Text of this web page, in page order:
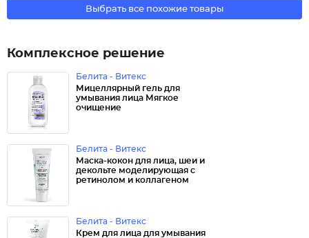
Выбрать все похожие товары
Комплексное решение
Белита - Витекс
Мицеллярный гель для
умывания лица Мягкое
очищение
Белита - Витекс
Маска-кокон для лица, шеи и
декольте моделирующая с
ретинолом и коллагеном
Белита - Витекс
Крем для лица для умывания